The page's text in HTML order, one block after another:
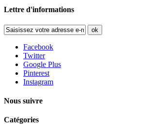
Lettre d'informations
ok
Facebook
Twitter
Google Plus
Pinterest
Instagram
Nous suivre
Catégories